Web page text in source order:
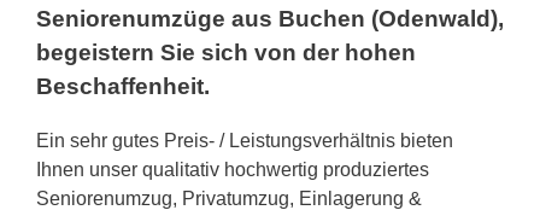
Seniorenumzüge aus Buchen (Odenwald),
begeistern Sie sich von der hohen
Beschaffenheit.
Ein sehr gutes Preis- / Leistungsverhältnis bieten
Ihnen unser qualitativ hochwertig produziertes
Seniorenumzug, Privatumzug, Einlagerung &